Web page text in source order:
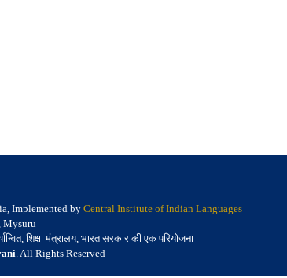
Implemented by Central Institute of Indian Languages
Mysuru
शिक्षा मंत्रालय, भारत सरकार की एक परियोजना
. All Rights Reserved